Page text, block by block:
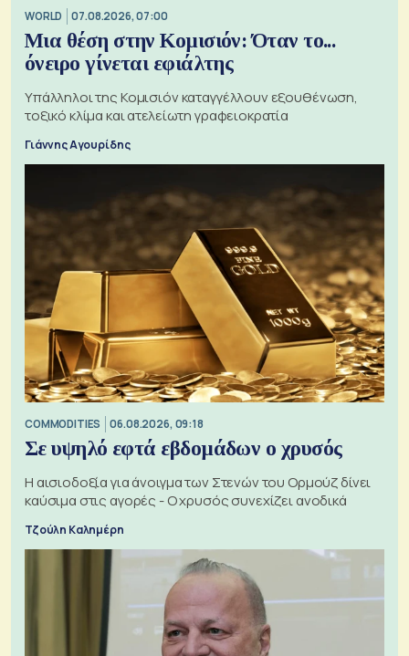
WORLD 07.08.2026, 07:00
Μια θέση στην Κομισιόν: Όταν το...
όνειρο γίνεται εφιάλτης
Υπάλληλοι της Κομισιόν καταγγέλλουν εξουθένωση,
τοξικό κλίμα και ατελείωτη γραφειοκρατία
Γιάννης Αγουρίδης
COMMODITIES 06.08.2026, 09:18
Σε υψηλό εφτά εβδομάδων ο χρυσός
Η αισιοδοξία για άνοιγμα των Στενών του Ορμούζ δίνει
καύσιμα στις αγορές - Ο χρυσός συνεχίζει ανοδικά
Τζούλη Καλημέρη